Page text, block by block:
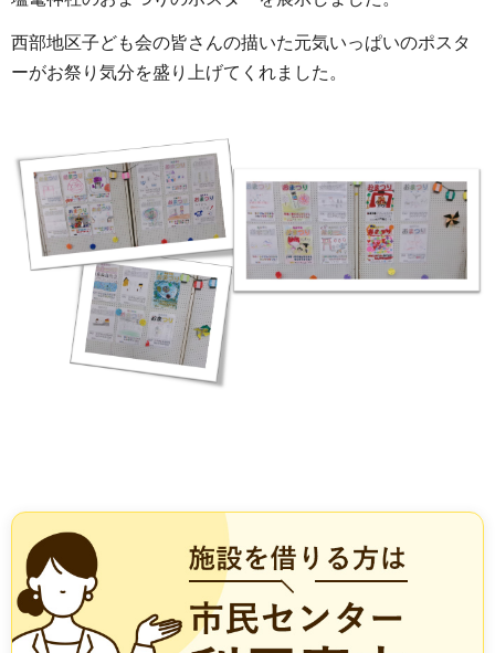
西部地区子ども会の皆さんの描いた元気いっぱいのポスタ
ーがお祭り気分を盛り上げてくれました。